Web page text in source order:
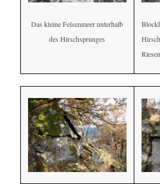
Das kleine Felsenmeer unterhalb
des Hirschsprunges